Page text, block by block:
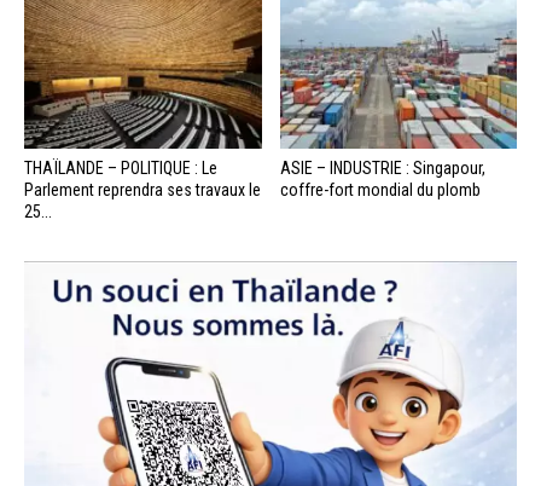
THAÏLANDE – POLITIQUE : Le
Parlement reprendra ses travaux le
25...
ASIE – INDUSTRIE : Singapour,
coffre-fort mondial du plomb